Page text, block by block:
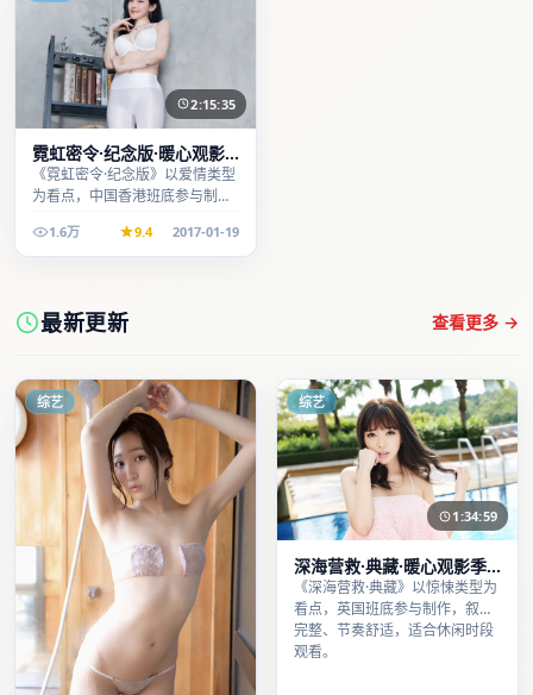
2:15:35
霓虹密令·纪念版·暖心观影
季口碑发酵持续升温
《霓虹密令·纪念版》以爱情类型
为看点，中国香港班底参与制
休闲时段观看。
1.6万 9.4 2017-01-19
最新更新 查看更多 →
综艺 综艺
1:34:59
深海营救·典藏·暖心观影季
口碑发酵持续升温
《深海营救·典藏》以惊悚类型为
看点，英国班底参与制作，叙事
完整、节奏舒适，适合休闲时段
观看。